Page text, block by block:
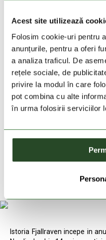
Acest site utilizează
Folosim cookie-uri pentru
anunțurile, pentru a oferi
a analiza traficul. De
rețele sociale, de
privire la modul în care
pot combina cu alte
în urma folosirii serviciilor
DESCRIEREA
DETALII PRODUS
PRODUSE
-